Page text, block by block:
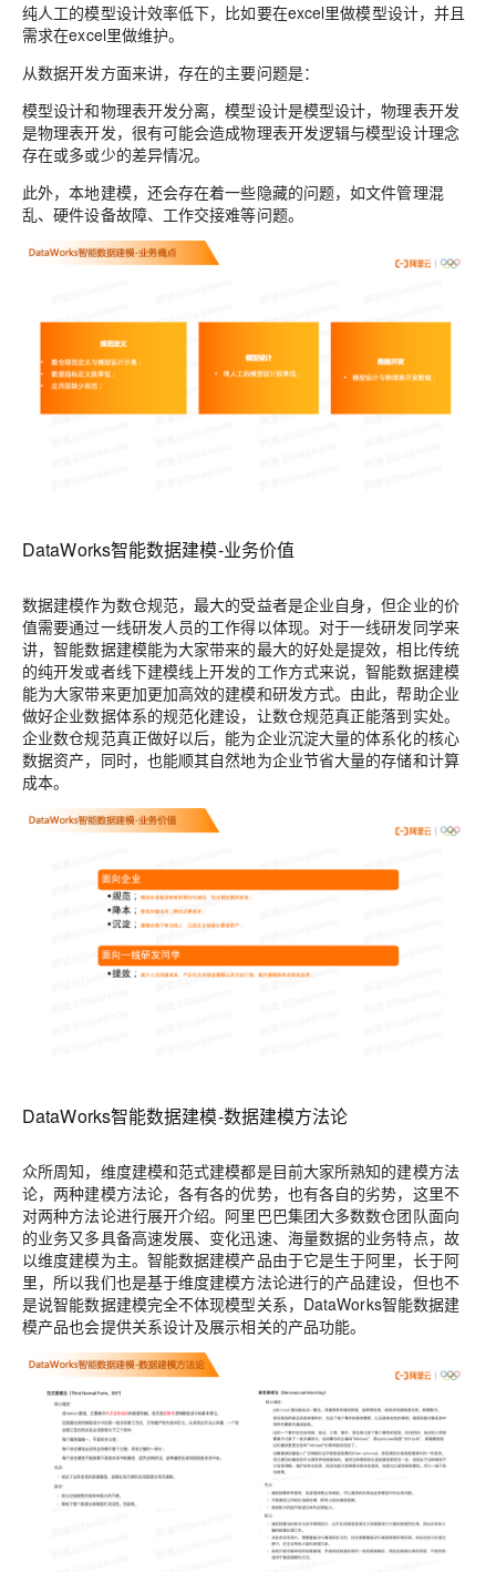
纯人工的模型设计效率低下，比如要在excel里做模型设计，并且
需求在excel里做维护。
从数据开发方面来讲，存在的主要问题是：
模型设计和物理表开发分离，模型设计是模型设计，物理表开发
是物理表开发，很有可能会造成物理表开发逻辑与模型设计理念
存在或多或少的差异情况。
此外，本地建模，还会存在着一些隐藏的问题，如文件管理混
乱、硬件设备故障、工作交接难等问题。
DataWorks智能数据建模-业务价值
数据建模作为数仓规范，最大的受益者是企业自身，但企业的价
值需要通过一线研发人员的工作得以体现。对于一线研发同学来
讲，智能数据建模能为大家带来的最大的好处是提效，相比传统
的纯开发或者线下建模线上开发的工作方式来说，智能数据建模
能为大家带来更加更加高效的建模和研发方式。由此，帮助企业
做好企业数据体系的规范化建设，让数仓规范真正能落到实处。
企业数仓规范真正做好以后，能为企业沉淀大量的体系化的核心
数据资产，同时，也能顺其自然地为企业节省大量的存储和计算
成本。
DataWorks智能数据建模-数据建模方法论
众所周知，维度建模和范式建模都是目前大家所熟知的建模方法
论，两种建模方法论，各有各的优势，也有各自的劣势，这里不
对两种方法论进行展开介绍。阿里巴巴集团大多数数仓团队面向
的业务又多具备高速发展、变化迅速、海量数据的业务特点，故
以维度建模为主。智能数据建模产品由于它是生于阿里，长于阿
里，所以我们也是基于维度建模方法论进行的产品建设，但也不
是说智能数据建模完全不体现模型关系，DataWorks智能数据建
模产品也会提供关系设计及展示相关的产品功能。